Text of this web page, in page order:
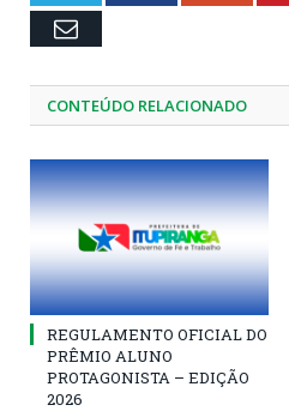
Email
CONTEÚDO RELACIONADO
REGULAMENTO OFICIAL DO
PRÊMIO ALUNO
PROTAGONISTA – EDIÇÃO
2026